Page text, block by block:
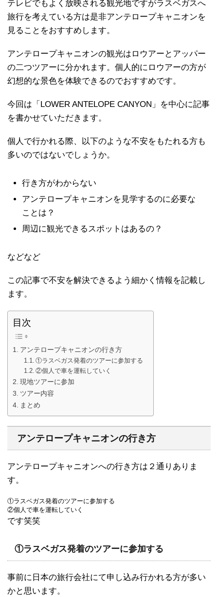
テレビでもよく放映される観光地ですがラスベガスへ
旅行を考えている方は是非アンテロープキャニオンを
見ることをおすすめします。
アンテロープキャニオンの観光はロウアーとアッパー
の二つツアーに分かれます。個人的にロウアーの方が
幻想的な景色を体験できるのでおすすめです。
今回は「LOWER ANTELOPE CANYON」を中心に記事
を書かせていただきます。
個人で行かれる際、以下のような不安をもたれる方も
多いのではないでしょうか。
行き方がわからない
アンテロープキャニオンを見学するのに必要な
ことは？
周辺に観光できるスポットはあるの？
などなど
この記事で不安を解決できるよう細かく情報を記載し
ます。
目次
アンテロープキャニオンの行き方
①ラスベガス発着のツアーに参加する
②個人で車を運転していく
現地ツアーに参加
ツアー内容
まとめ
アンテロープキャニオンの行き方
アンテロープキャニオンへの行き方は２通りありま
す。
①ラスベガス発着のツアーに参加する
②個人で車を運転していく
です笑笑
①ラスベガス発着のツアーに参加する
事前に日本の旅行会社にて申し込み行かれる方が多い
かと思います。